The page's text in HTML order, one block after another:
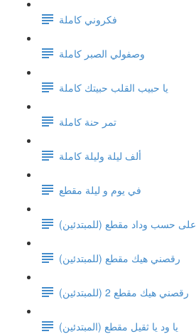
فكروني كاملة
وصفولي الصبر كاملة
يا حبيب القلب حبيتك كاملة
تمر حنة كاملة
ألف ليلة وليلة كاملة
في يوم و ليلة مقطع
على حسب وداد مقطع (للمبتدئين)
رقصني هيك مقطع (للمبتدئين)
رقصني هيك مقطع 2 (للمبتدئين)
يا ود يا ثقيل مقطع (المبتدئين)